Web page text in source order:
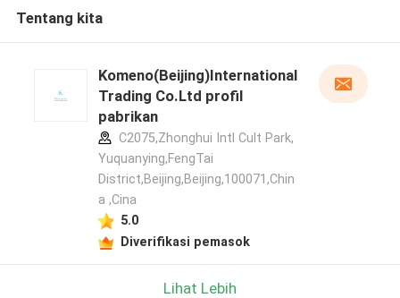
Tentang kita
Komeno(Beijing)International
Trading Co.Ltd profil
pabrikan
C2075,Zhonghui Intl Cult Park,
Yuquanying,FengTai
District,Beijing,Beijing,100071,Chin
a ,Cina
5.0
Diverifikasi pemasok
Lihat Lebih